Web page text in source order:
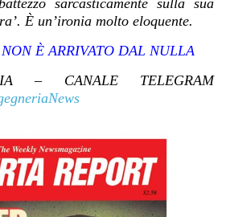
È un’ironia molto eloquente.
È ARRIVATO DAL NULLA
– CANALE TELEGRAM